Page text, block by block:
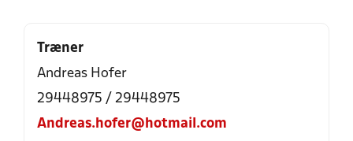
Træner
Andreas Hofer
29448975 / 29448975
Andreas.hofer@hotmail.com